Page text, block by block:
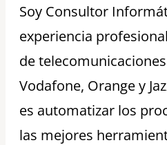
Soy Consultor
experiencia
de
Vodafone, Orange y
es automatizar los
las mejores